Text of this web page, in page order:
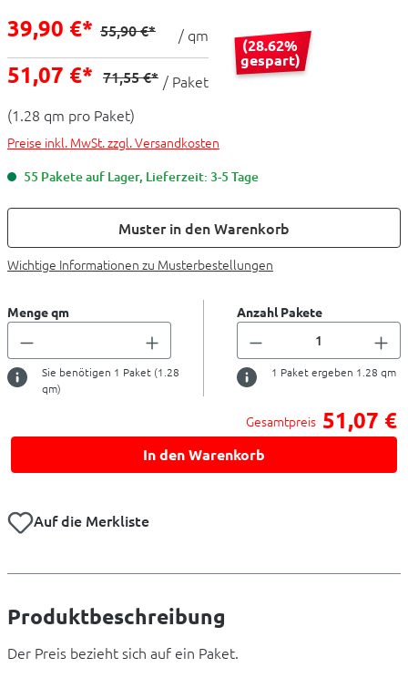
39,90 €* 55,90 €* / qm
51,07 €* 71,55 €* / Paket
(1.28 qm pro Paket)
(28.62%
gespart)
Preise inkl. MwSt. zzgl. Versandkosten
55 Pakete auf Lager, Lieferzeit: 3-5 Tage
Muster in den Warenkorb
Wichtige Informationen zu Musterbestellungen
Menge qm
Sie benötigen 1 Paket (1.28
qm)
Anzahl Pakete
1 Paket ergeben 1.28 qm
Gesamtpreis 51,07 €
In den Warenkorb
Auf die Merkliste
Produktbeschreibung
Der Preis bezieht sich auf ein Paket.